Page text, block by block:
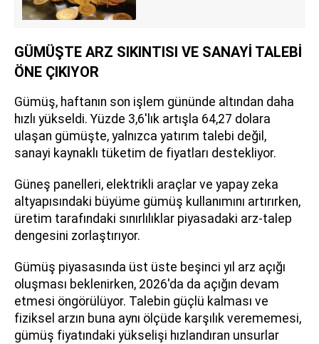
GÜMÜŞTE ARZ SIKINTISI VE SANAYİ TALEBİ
ÖNE ÇIKIYOR
Gümüş, haftanın son işlem gününde altından daha
hızlı yükseldi. Yüzde 3,6'lık artışla 64,27 dolara
ulaşan gümüşte, yalnızca yatırım talebi değil,
sanayi kaynaklı tüketim de fiyatları destekliyor.
Güneş panelleri, elektrikli araçlar ve yapay zeka
altyapısındaki büyüme gümüş kullanımını artırırken,
üretim tarafındaki sınırlılıklar piyasadaki arz-talep
dengesini zorlaştırıyor.
Gümüş piyasasında üst üste beşinci yıl arz açığı
oluşması beklenirken, 2026'da da açığın devam
etmesi öngörülüyor. Talebin güçlü kalması ve
fiziksel arzın buna aynı ölçüde karşılık verememesi,
gümüş fiyatındaki yükselişi hızlandıran unsurlar